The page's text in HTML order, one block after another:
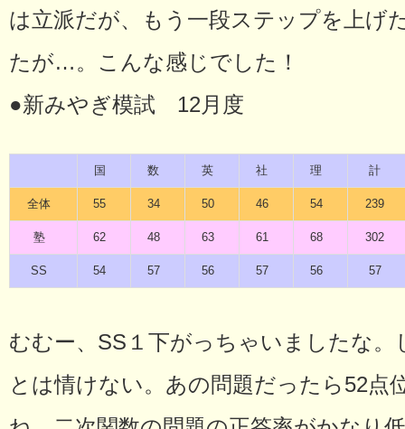
は立派だが、もう一段ステップを上げ
たが…。こんな感じでした！
●新みやぎ模試 12月度
国 数 英 社 理 計
全体 55 34 50 46 54 239
塾 62 48 63 61 68 302
SS 54 57 56 57 56 57
むむー、SS１下がっちゃいましたな。
とは情けない。あの問題だったら52点